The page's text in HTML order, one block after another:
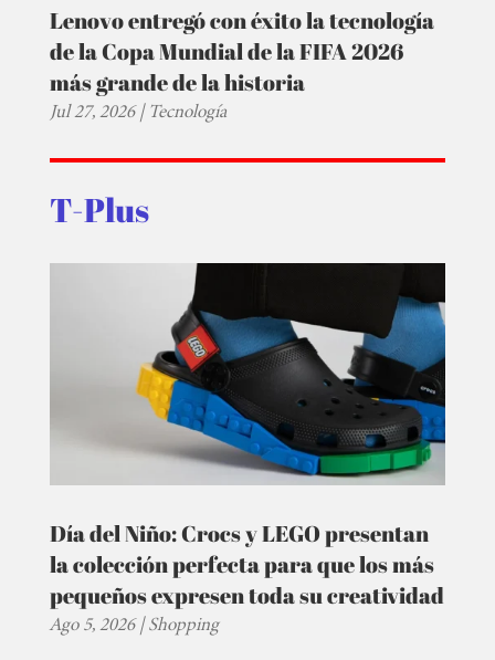
Lenovo entregó con éxito la tecnología
de la Copa Mundial de la FIFA 2026
más grande de la historia
Jul 27, 2026|Tecnología
T-Plus
Día del Niño: Crocs y LEGO presentan
la colección perfecta para que los más
pequeños expresen toda su creatividad
Ago 5, 2026|Shopping